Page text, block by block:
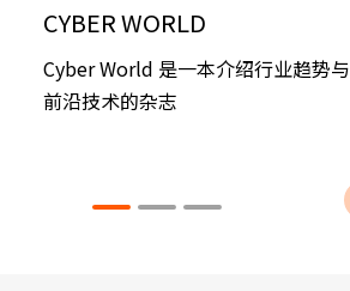
CYBER WORLD
Cyber World 是一本介绍行业趋势与
前沿技术的杂志